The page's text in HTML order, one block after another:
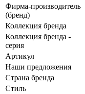
Фирма-производитель
(бренд)
Коллекция бренда
Коллекция бренда -
серия
Артикул
Наши предложения
Страна бренда
Стиль